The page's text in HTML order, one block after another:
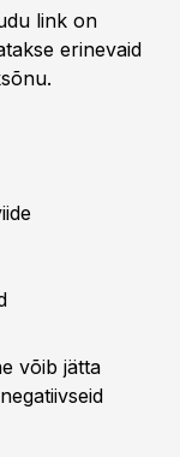
link on
erinevaid
võib jätta